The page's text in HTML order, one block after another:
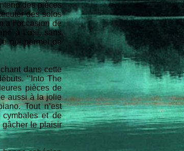
des pièces
des solos
a l’occasion de
à l’œil, sans
qui permet de
chant dans cette
‘’Into The
pièces de
aussi à la jolie
Tout n’est
cymbales et de
gâcher le plaisir